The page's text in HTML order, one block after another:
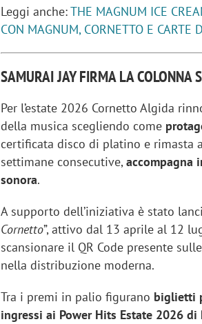
Leggi anche:THE MAGNUM ICE
CON MAGNUM, CORNETTO E CARTE
SAMURAI JAY FIRMA LA COLONNA
Per l’estate 2026 Cornetto Algida
della musica scegliendo come
certificata disco di platino e rimasta
settimane consecutive,accompagna
sonora.
A supporto dell’iniziativa è stato
Cornetto”, attivo dal 13 aprile al 12
scansionare il QR Code presente
nella distribuzione moderna.
Tra i premi in palio figurano biglietti
ingressi ai Power Hits Estate 2026 di